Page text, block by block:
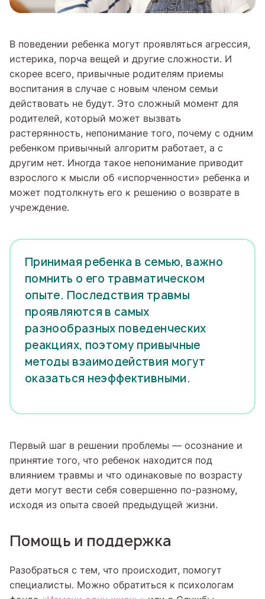
В поведении ребенка могут проявляться агрессия,
истерика, порча вещей и другие сложности. И
скорее всего, привычные родителям приемы
воспитания в случае с новым членом семьи
действовать не будут. Это сложный момент для
родителей, который может вызвать
растерянность, непонимание того, почему с одним
ребенком привычный алгоритм работает, а с
другим нет. Иногда такое непонимание приводит
взрослого к мысли об «испорченности» ребенка и
может подтолкнуть его к решению о возврате в
учреждение.
Принимая ребенка в семью, важно
помнить о его травматическом
опыте. Последствия травмы
проявляются в самых
разнообразных поведенческих
реакциях, поэтому привычные
методы взаимодействия могут
оказаться неэффективными.
Первый шаг в решении проблемы — осознание и
принятие того, что ребенок находится под
влиянием травмы и что одинаковые по возрасту
дети могут вести себя совершенно по-разному,
исходя из опыта своей предыдущей жизни.
Помощь и поддержка
Разобраться с тем, что происходит, помогут
специалисты. Можно обратиться к психологам